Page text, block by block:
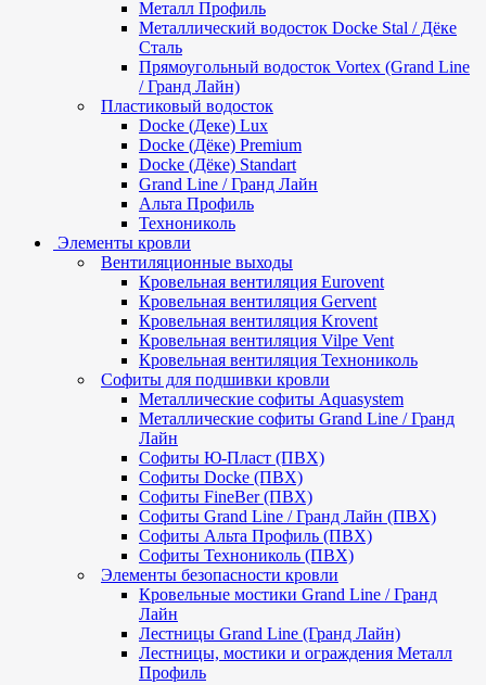
Металл Профиль
Металлический водосток Docke Stal / Дёке
Сталь
Прямоугольный водосток Vortex (Grand Line
/ Гранд Лайн)
Пластиковый водосток
Docke (Деке) Lux
Docke (Дёке) Premium
Docke (Дёке) Standart
Grand Line / Гранд Лайн
Альта Профиль
Технониколь
Элементы кровли
Вентиляционные выходы
Кровельная вентиляция Eurovent
Кровельная вентиляция Gervent
Кровельная вентиляция Krovent
Кровельная вентиляция Vilpe Vent
Кровельная вентиляция Технониколь
Cофиты для подшивки кровли
Металлические софиты Aquasystem
Металлические софиты Grand Line / Гранд
Лайн
Софиты Ю-Пласт (ПВХ)
Софиты Docke (ПВХ)
Софиты FineBer (ПВХ)
Софиты Grand Line / Гранд Лайн (ПВХ)
Софиты Альта Профиль (ПВХ)
Софиты Технониколь (ПВХ)
Элементы безопасности кровли
Кровельные мостики Grand Line / Гранд
Лайн
Лестницы Grand Line (Гранд Лайн)
Лестницы, мостики и ограждения Металл
Профиль